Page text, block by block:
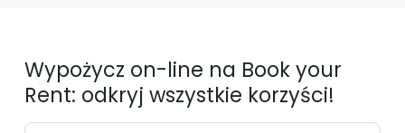
Wypożycz on-line na Book your
Rent: odkryj wszystkie korzyści!